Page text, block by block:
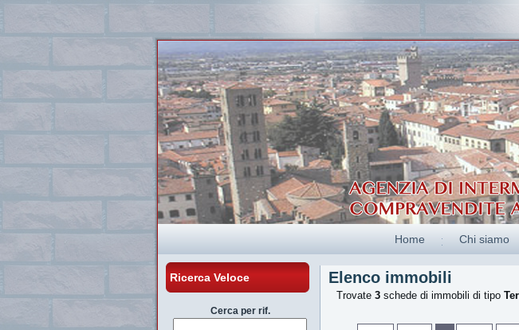
Home Chi siamo
Ricerca Veloce
Cerca per rif.
Elenco immobili
Trovate 3 schede di immobili di tipo